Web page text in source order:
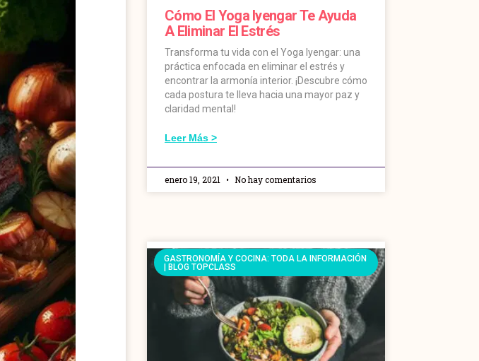
Cómo El Yoga Iyengar Te Ayuda
A Eliminar El Estrés
Transforma tu vida con el Yoga Iyengar: una
práctica enfocada en eliminar el estrés y
encontrar la armonía interior. ¡Descubre cómo
cada postura te lleva hacia una mayor paz y
claridad mental!
Leer Más >
enero 19, 2021 No hay comentarios
GASTRONOMÍA Y COCINA: TODA LA INFORMACIÓN
| BLOG TOPCLASS